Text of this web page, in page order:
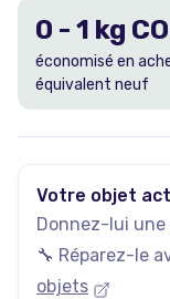
0 - 1 kg
économisé en
équivalent neuf
Votre objet
Donnez-lui une
🔧 Réparez-le
objets